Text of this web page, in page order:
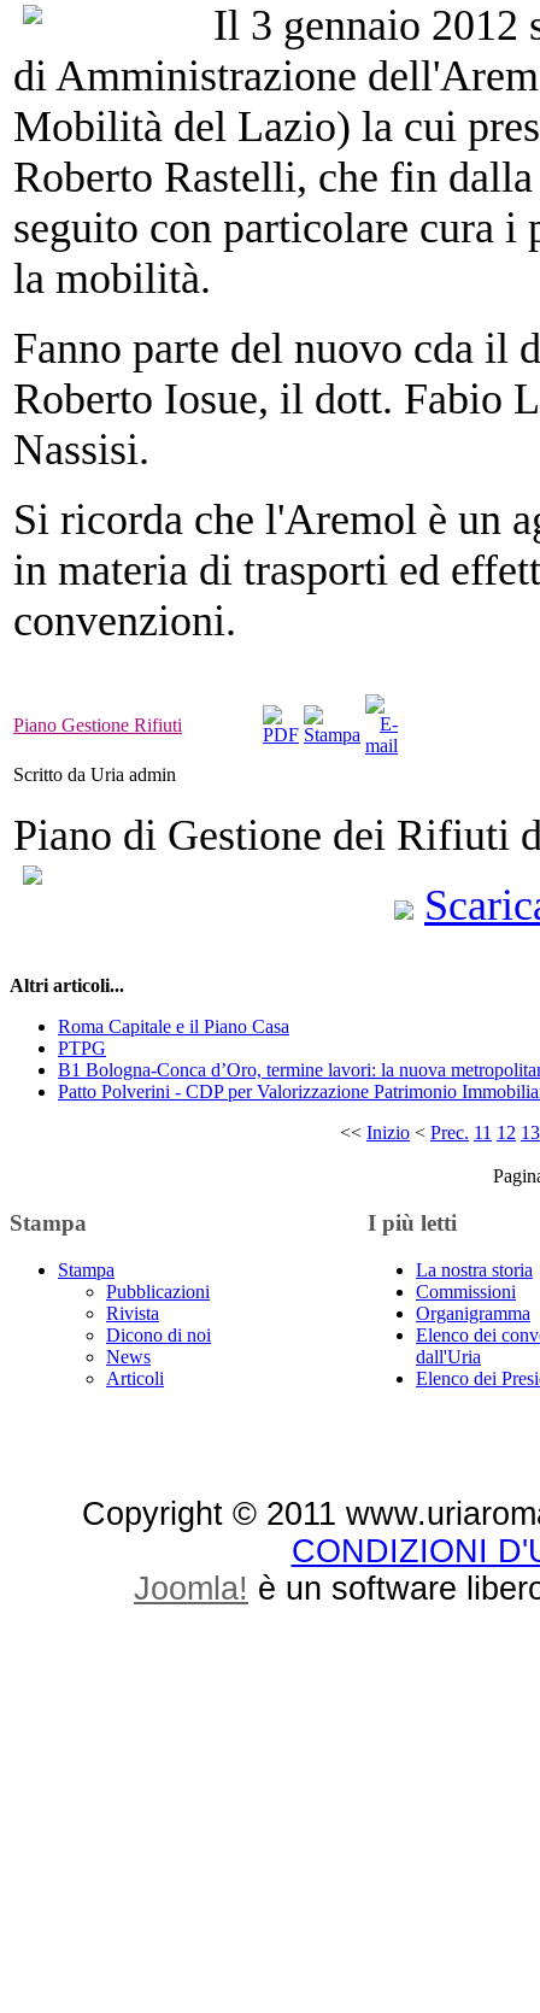
Il 3 gennaio 2012
di Amministrazione
Mobilità del Lazio) la cui
Roberto Rastelli, che fin
seguito con particolare cura
la mobilità.
Fanno parte del nuovo cda il
Roberto Iosue, il dott. Fabio
Nassisi.
Si ricorda che l'Aremol è un
in materia di trasporti ed
convenzioni.
Piano Gestione Rifiuti
Scritto da Uria admin
Piano di Gestione dei Rifiuti
Altri articoli...
Roma Capitale e il Piano Casa
PTPG
B1 Bologna-Conca d’Oro, termine lavori: la nuova
Patto Polverini - CDP per Valorizzazione Patrimonio
<< Inizio < Prec. 11 12 13
Stampa
Stampa
Pubblicazioni
Rivista
Dicono di noi
News
Articoli
I più letti
La nostra storia
Commissioni
Organigramma
Elenco dei
dall'Uria
Elenco dei
Copyright © 2011
CONDIZIONI
Joomla! è un software